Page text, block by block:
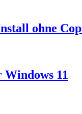
ohne
11